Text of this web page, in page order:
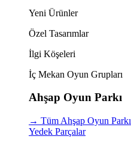
Yeni Ürünler
Özel Tasarımlar
İlgi Köşeleri
İç Mekan Oyun Grupları
Ahşap Oyun Parkı
→ Tüm Ahşap Oyun Parkı
Yedek Parçalar